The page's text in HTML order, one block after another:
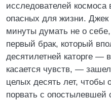
исследователей
опасных для жизни.
минуты думать не о
первый брак, который
десятилетней каторге —
касается чувств, —
целых десять лет, чтобы
порвать с